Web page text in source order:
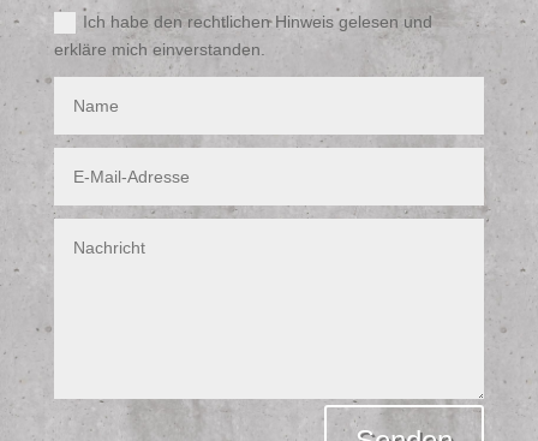
Ich habe den rechtlichen Hinweis gelesen und
erkläre mich einverstanden.
Alternative: